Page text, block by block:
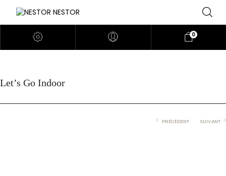
0
Let’s Go Indoor
PRÉCÉDENT SUIVANT